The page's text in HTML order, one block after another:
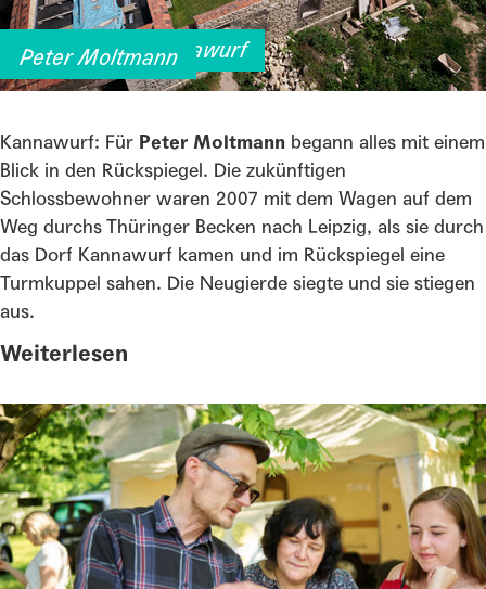
Peter Moltmann
Kirschen für Kannawurf
Kannawurf: Für Peter Moltmann begann alles mit einem
Blick in den Rückspiegel. Die zukünftigen
Schlossbewohner waren 2007 mit dem Wagen auf dem
Weg durchs Thüringer Becken nach Leipzig, als sie durch
das Dorf Kannawurf kamen und im Rückspiegel eine
Turmkuppel sahen. Die Neugierde siegte und sie stiegen
aus.
Weiterlesen